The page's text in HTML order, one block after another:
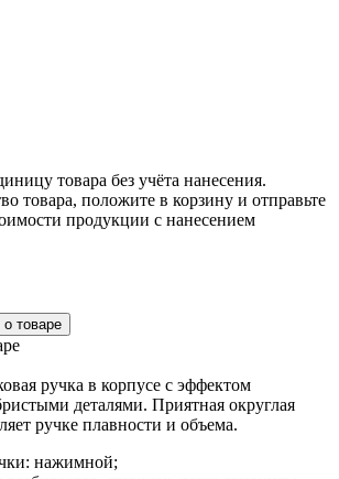
товара без учёта нанесения.
товара, положите в корзину и отправьте
продукции с нанесением
о товаре
ручка в корпусе с эффектом
деталями. Приятная округлая
ручке плавности и объема.
нажимной;